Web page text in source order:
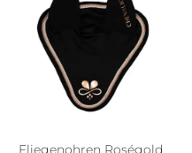
Fliegenohren Roségold